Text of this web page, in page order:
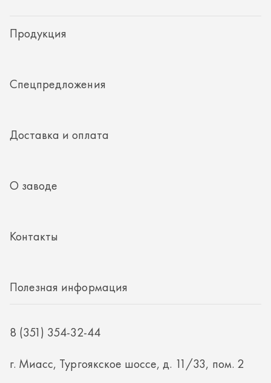
8 (351) 354-32-44
ИНН 7415101168
ОГРН 1187456037768
Политика конфиденциальности